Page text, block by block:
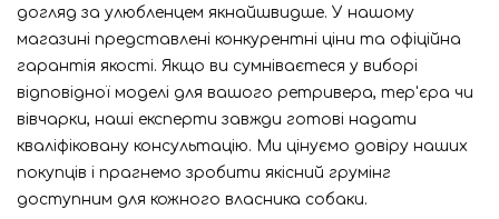
догляд за улюбленцем якнайшвидше. У нашому
магазині представлені конкурентні ціни та офіційна
гарантія якості. Якщо ви сумніваєтеся у виборі
відповідної моделі для вашого ретривера, тер'єра чи
вівчарки, наші експерти завжди готові надати
кваліфіковану консультацію. Ми цінуємо довіру наших
покупців і прагнемо зробити якісний грумінг
доступним для кожного власника собаки.